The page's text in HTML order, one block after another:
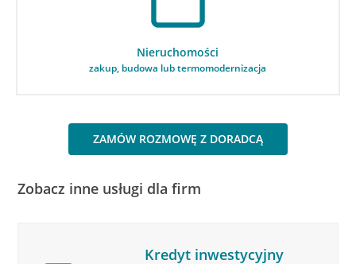
Nieruchomości
zakup, budowa lub termomodernizacja
ZAMÓW ROZMOWĘ Z DORADCĄ
Zobacz inne usługi dla firm
Kredyt inwestycyjny